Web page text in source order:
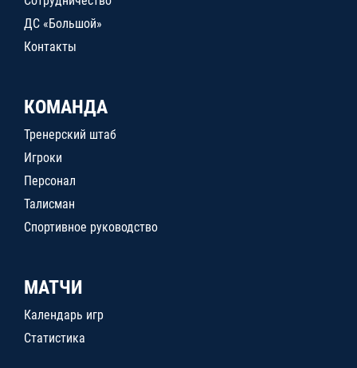
ДС «Большой»
Контакты
КОМАНДА
Тренерский штаб
Игроки
Персонал
Талисман
Спортивное руководство
МАТЧИ
Календарь игр
Статистика